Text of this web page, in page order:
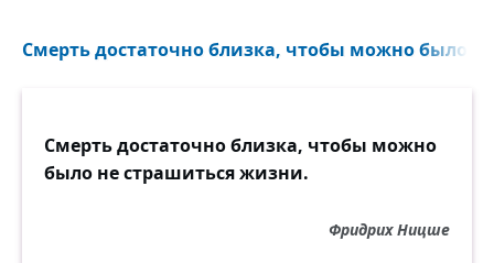
Смерть достаточно близка, чтобы можно было...
Смерть достаточно близка, чтобы можно
было не страшиться жизни.
Фридрих Ницше